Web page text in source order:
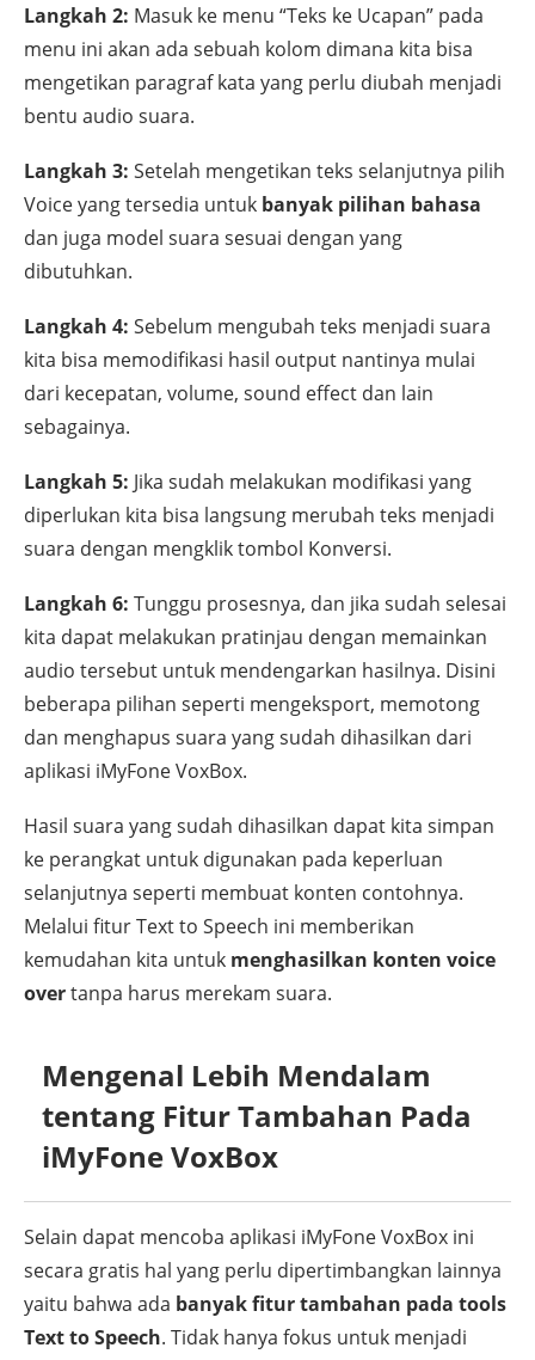
Langkah 2: Masuk ke menu “Teks ke Ucapan” pada
menu ini akan ada sebuah kolom dimana kita bisa
mengetikan paragraf kata yang perlu diubah menjadi
bentu audio suara.
Langkah 3: Setelah mengetikan teks selanjutnya pilih
Voice yang tersedia untuk banyak pilihan bahasa
dan juga model suara sesuai dengan yang
dibutuhkan.
Langkah 4: Sebelum mengubah teks menjadi suara
kita bisa memodifikasi hasil output nantinya mulai
dari kecepatan, volume, sound effect dan lain
sebagainya.
Langkah 5: Jika sudah melakukan modifikasi yang
diperlukan kita bisa langsung merubah teks menjadi
suara dengan mengklik tombol Konversi.
Langkah 6: Tunggu prosesnya, dan jika sudah selesai
kita dapat melakukan pratinjau dengan memainkan
audio tersebut untuk mendengarkan hasilnya. Disini
beberapa pilihan seperti mengeksport, memotong
dan menghapus suara yang sudah dihasilkan dari
aplikasi iMyFone VoxBox.
Hasil suara yang sudah dihasilkan dapat kita simpan
ke perangkat untuk digunakan pada keperluan
selanjutnya seperti membuat konten contohnya.
Melalui fitur Text to Speech ini memberikan
kemudahan kita untuk menghasilkan konten voice
overtanpa harus merekam suara.
Mengenal Lebih Mendalam
tentang Fitur Tambahan Pada
iMyFone VoxBox
Selain dapat mencoba aplikasi iMyFone VoxBox ini
secara gratis hal yang perlu dipertimbangkan lainnya
yaitu bahwa ada banyak fitur tambahan pada tools
Text to Speech. Tidak hanya fokus untuk menjadi